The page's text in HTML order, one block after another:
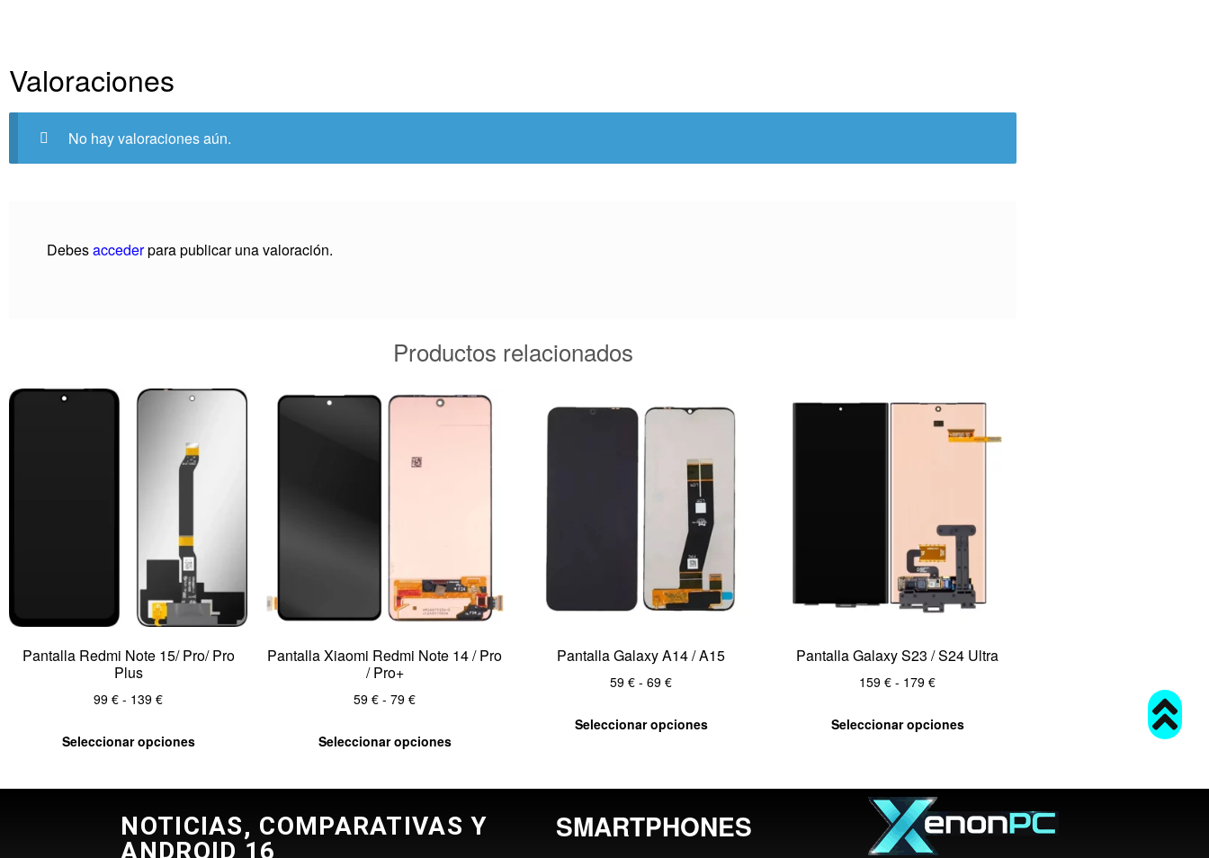
Valoraciones
No hay valoraciones aún.
Debesaccederpara publicar una valoración.
Productos relacionados
Pantalla Redmi Note 15/ Pro/ Pro
Plus
99 € - 139 €
Seleccionar opciones
Pantalla Xiaomi Redmi Note 14 / Pro
/ Pro+
59 € - 79 €
Seleccionar opciones
Pantalla Galaxy A14 / A15
59 € - 69 €
Seleccionar opciones
Pantalla Galaxy S23 / S24 Ultra
159 € - 179 €
Seleccionar opciones
NOTICIAS, COMPARATIVAS Y
ANDROID 16
SMARTPHONES